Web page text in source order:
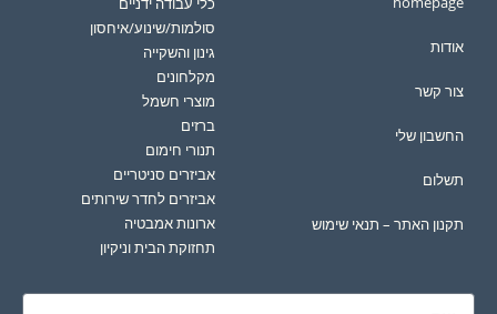
אודות
צור קשר
החשבון שלי
תשלום
תקנון האתר – תנאי שימוש
סולמות/שינוע/איחסון
גינון והשקייה
מקלחונים
מוצרי חשמל
ברזים
תנורי חימום
אביזרים סניטריים
אביזרים לחדר שירותים
ארונות אמבטיה
תחזוקת הבית וניקיון